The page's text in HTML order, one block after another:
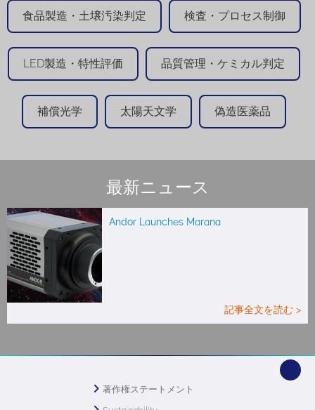
食品製造・土壌汚染判定 検査・プロセス制御
LED製造・特性評価 品質管理・ケミカル判定
補償光学 太陽天文学 偽造医薬品
最新ニュース
Andor Launches Marana
記事全文を読む >
著作権ステートメント